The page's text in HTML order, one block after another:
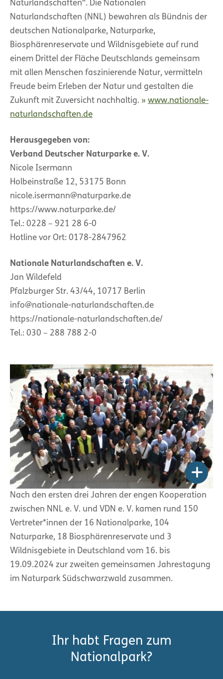
Naturlandschaften“. Die Nationalen
Naturlandschaften (NNL) bewahren als Bündnis der
deutschen Nationalparke, Naturparke,
Biosphärenreservate und Wildnisgebiete auf rund
einem Drittel der Fläche Deutschlands gemeinsam
mit allen Menschen faszinierende Natur, vermitteln
Freude beim Erleben der Natur und gestalten die
Zukunft mit Zuversicht nachhaltig.
www.nationale-
naturlandschaften.de
Herausgegeben von:
Verband Deutscher Naturparke e. V.
Nicole Isermann
Holbeinstraße 12, 53175 Bonn
nicole.isermann@naturparke.de
https://www.naturparke.de/
Tel.: 0228 – 921 28 6-0
Hotline vor Ort: 0178-2847962
Nationale Naturlandschaften e. V.
Jan Wildefeld
Pfalzburger Str. 43/44, 10717 Berlin
info@nationale-naturlandschaften.de
https://nationale-naturlandschaften.de/
Tel.: 030 – 288 788 2-0
Nach den ersten drei Jahren der engen Kooperation
zwischen NNL e. V. und VDN e. V. kamen rund 150
Vertreter*innen der 16 Nationalparke, 104
Naturparke, 18 Biosphärenreservate und 3
Wildnisgebiete in Deutschland vom 16. bis
19.09.2024 zur zweiten gemeinsamen Jahrestagung
im Naturpark Südschwarzwald zusammen.
Ihr habt Fragen zum
Nationalpark?